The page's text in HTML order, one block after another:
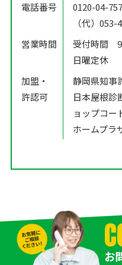
電話番号
0120-04-
（代）053-
営業時間
受付時間
日曜定休
加盟・
許認可
静岡県知事
日本屋根診
ョップコー
ホームプ
お